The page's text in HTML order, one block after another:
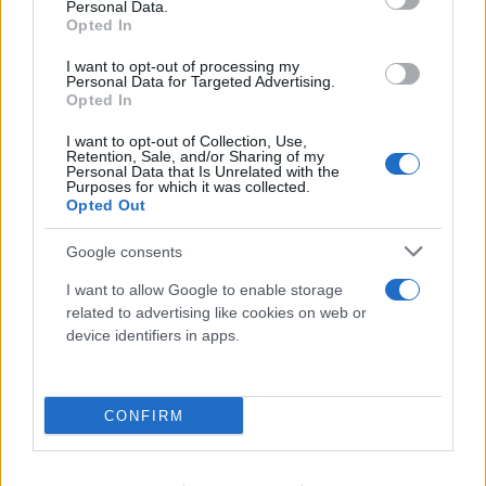
Personal Data.
Opted In
I want to opt-out of processing my
Personal Data for Targeted Advertising.
Opted In
I want to opt-out of Collection, Use,
Retention, Sale, and/or Sharing of my
Personal Data that Is Unrelated with the
Purposes for which it was collected.
Opted Out
Google consents
I want to allow Google to enable storage
related to advertising like cookies on web or
device identifiers in apps.
CONFIRM